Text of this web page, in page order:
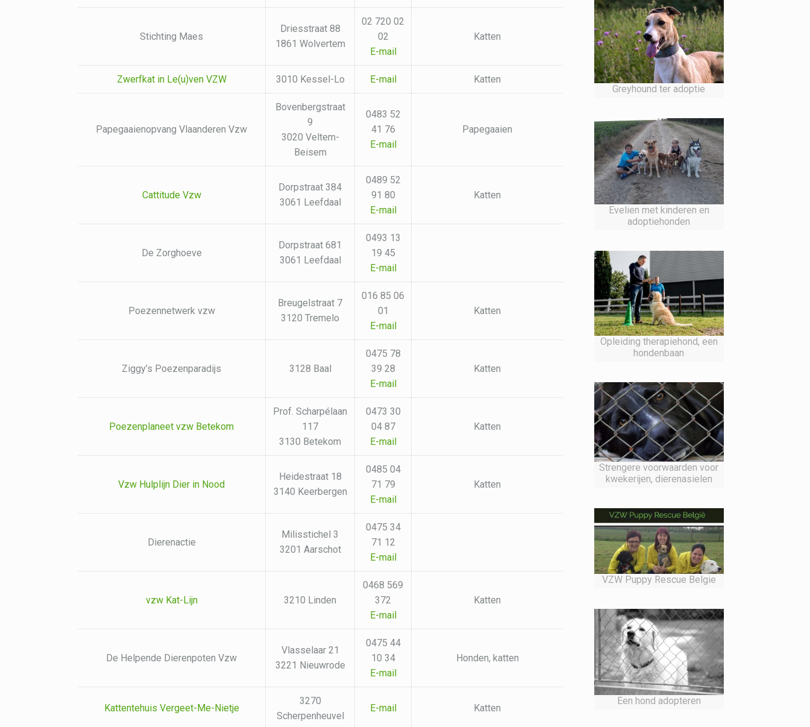
Stichting Maes
Driesstraat 88
1861 Wolvertem
02 720 02
02
E-mail
Katten
Zwerfkat in Le(u)ven VZW 3010 Kessel-Lo E-mail Katten
Papegaaienopvang Vlaanderen Vzw
Bovenbergstraat
9
3020 Veltem-
Beisem
0483 52
41 76
E-mail
Papegaaien
Cattitude Vzw
Dorpstraat 384
3061 Leefdaal
0489 52
91 80
E-mail
Katten
De Zorghoeve
Dorpstraat 681
3061 Leefdaal
0493 13
19 45
E-mail
Poezennetwerk vzw
Breugelstraat 7
3120 Tremelo
016 85 06
01
E-mail
Katten
Ziggy’s Poezenparadijs 3128 Baal
0475 78
39 28
E-mail
Katten
Poezenplaneet vzw Betekom
Prof. Scharpélaan
117
3130 Betekom
0473 30
04 87
E-mail
Katten
Vzw Hulplijn Dier in Nood
Heidestraat 18
3140 Keerbergen
0485 04
71 79
E-mail
Katten
Dierenactie
Milisstichel 3
3201 Aarschot
0475 34
71 12
E-mail
vzw Kat-Lijn 3210 Linden
0468 569
372
E-mail
Katten
De Helpende Dierenpoten Vzw
Vlasselaar 21
3221 Nieuwrode
0475 44
10 34
E-mail
Honden, katten
Kattentehuis Vergeet-Me-Nietje
3270
Scherpenheuvel
E-mail Katten
Greyhound ter adoptie
Evelien met kinderen en
adoptiehonden
Opleiding therapiehond, een
hondenbaan
Strengere voorwaarden voor
kwekerijen, dierenasielen
VZW Puppy Rescue Belgie
Een hond adopteren